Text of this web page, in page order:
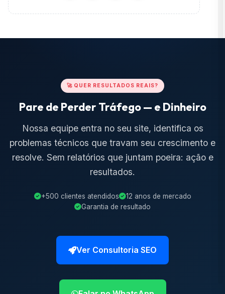
🚀 QUER RESULTADOS REAIS?
Pare de Perder Tráfego — e Dinheiro
Nossa equipe entra no seu site, identifica os
problemas técnicos que travam seu crescimento e
resolve. Sem relatórios que juntam poeira: ação e
resultados.
+500 clientes atendidos
12 anos de mercado
Garantia de resultado
Ver Consultoria SEO